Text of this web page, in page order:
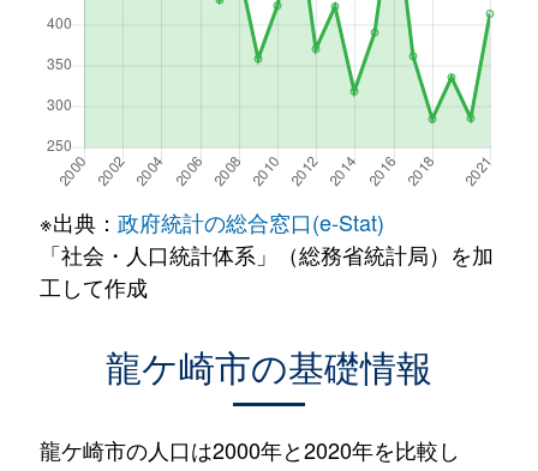
※出典： 政府統計の総合窓口(e-Stat)
「社会・人口統計体系」（総務省統計局）を加
工して作成
龍ケ崎市の基礎情報
龍ケ崎市の人口は2000年と2020年を比較し